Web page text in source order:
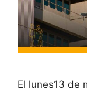
El lunes13 de